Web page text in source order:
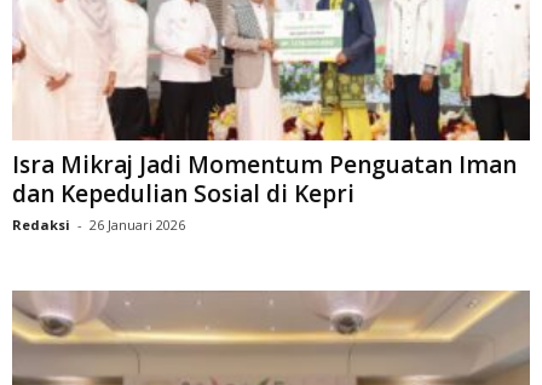
Isra Mikraj Jadi Momentum Penguatan Iman
dan Kepedulian Sosial di Kepri
Redaksi - 26 Januari 2026